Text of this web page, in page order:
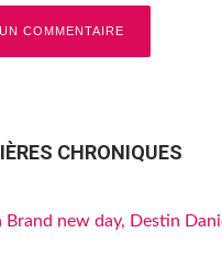
CHRONIQUES
Brand new day, Destin